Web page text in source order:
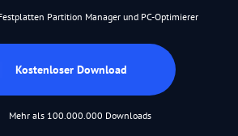
Partition Manager und PC-Optimierer
Kostenloser Download
Mehr als 100.000.000 Downloads